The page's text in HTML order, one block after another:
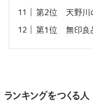
第2位 天野川
第1位 無印良
ランキングをつくる人